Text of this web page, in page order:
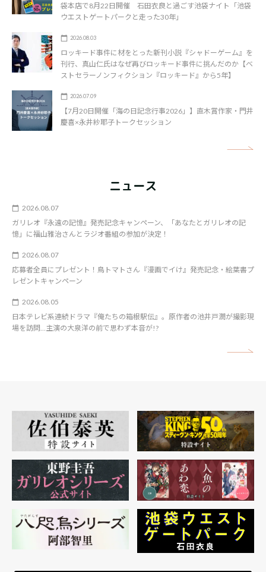
袋本店で8月22日開催 石田衣良と過ごす池袋ナイト「池袋
ウエストゲートパークと走った30年」
2026.08.03
ロッキード事件に材をとった新刊小説『シャドーゲーム』を
刊行、真山仁氏はなぜ再びロッキード事件に挑んだのか【ベ
ストセラーノンフィクション『ロッキード』から5年】
2026.07.09
【7月20日開催「海の日記念行事2026」】直木賞作家・門井
慶喜×永井紗耶子トークセッション
ニュース
2026.08.07
ガリレオ『永遠の記憶』発売記念キャンペーン、「あなたとガリレオの記
憶」に福山雅治さんとラジオ番組の参加が決定！
2026.08.07
応募者全員にプレゼント！鳥トマトさん『漫画でイけ』発売記念・絵葉書プ
レゼントキャンペーン
2026.08.05
日本テレビ系連続ドラマ『俺たちの箱根駅伝』。原作者の池井戸潤が撮影現
場を訪問…主演の大泉洋の前で思わず本音が!?